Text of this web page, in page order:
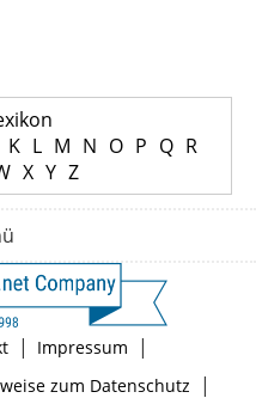
K L M N O P Q R
X Y Z
| Impressum |
zum Datenschutz |